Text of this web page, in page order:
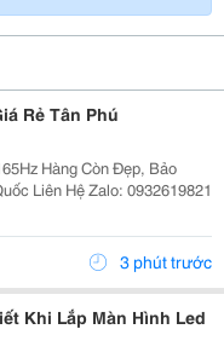
Rẻ Tân Phú
Bảo
Hành 3T, Ship Cod Toàn Quốc Liên Hệ Zalo: 0932619821
3 phút trước
Khi Lắp Màn Hình Led